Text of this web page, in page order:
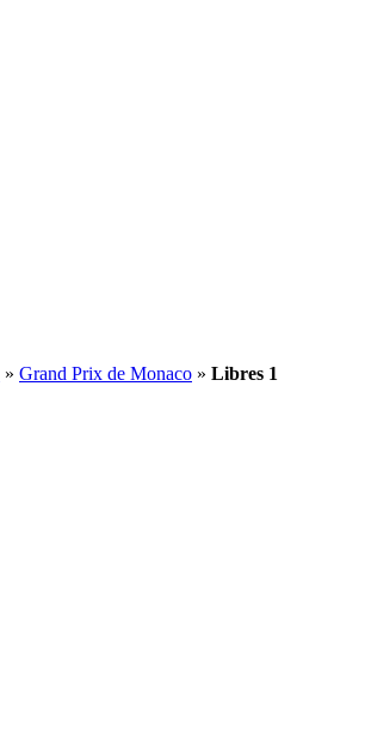
» Grand Prix de Monaco » Libres 1